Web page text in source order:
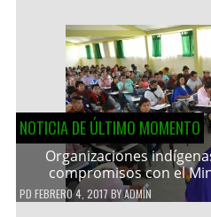
NOTICIA DE ÚLTIMO MOMENTO
Organizaciones
compromisos con el
PD FEBRERO 4, 2017 BYADMIN